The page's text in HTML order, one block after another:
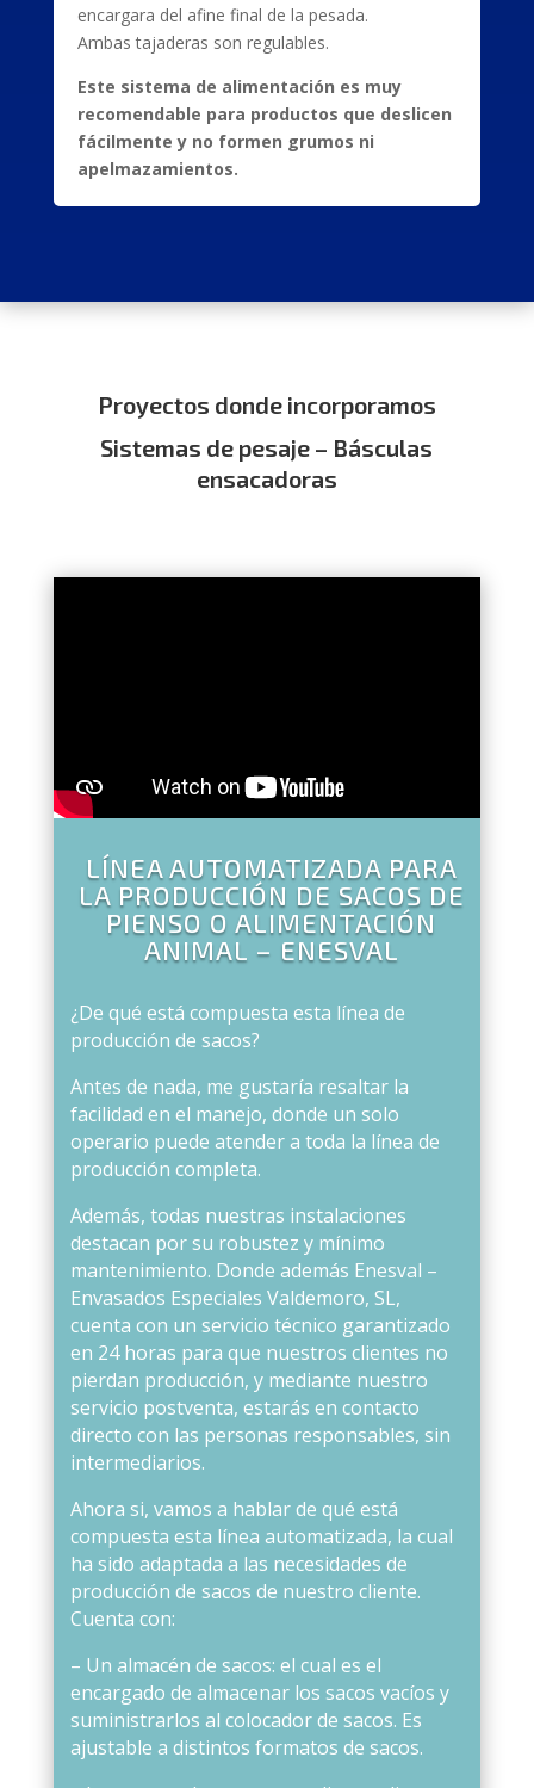
encargara del afine final de la pesada.
Ambas tajaderas son regulables.
Este sistema de alimentación es muy
recomendable para productos que deslicen
fácilmente y no formen grumos ni
apelmazamientos.
Proyectos donde incorporamos
Sistemas de pesaje – Básculas
ensacadoras
LÍNEA AUTOMATIZADA PARA
LA PRODUCCIÓN DE SACOS DE
PIENSO O ALIMENTACIÓN
ANIMAL – ENESVAL
¿De qué está compuesta esta línea de
producción de sacos?
Antes de nada, me gustaría resaltar la
facilidad en el manejo, donde un solo
operario puede atender a toda la línea de
producción completa.
Además, todas nuestras instalaciones
destacan por su robustez y mínimo
mantenimiento. Donde además Enesval –
Envasados Especiales Valdemoro, SL,
cuenta con un servicio técnico garantizado
en 24 horas para que nuestros clientes no
pierdan producción, y mediante nuestro
servicio postventa, estarás en contacto
directo con las personas responsables, sin
intermediarios.
Ahora si, vamos a hablar de qué está
compuesta esta línea automatizada, la cual
ha sido adaptada a las necesidades de
producción de sacos de nuestro cliente.
Cuenta con:
– Un almacén de sacos: el cual es el
encargado de almacenar los sacos vacíos y
suministrarlos al colocador de sacos. Es
ajustable a distintos formatos de sacos.